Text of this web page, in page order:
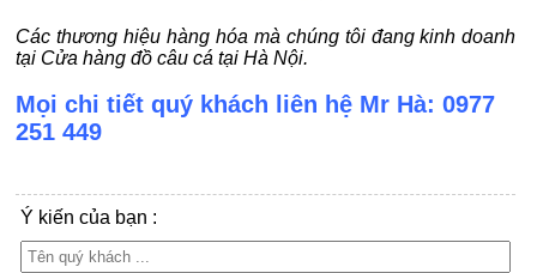
Các thương hiệu hàng hóa mà chúng tôi đang kinh doanh
tại Cửa hàng đồ câu cá tại Hà Nội.
Mọi chi tiết quý khách liên hệ Mr Hà: 0977
251 449
Ý kiến của bạn :